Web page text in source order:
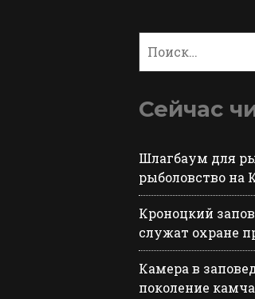
Сейчас
Шлагбаум для
рыболовство на
Кроноцкий
служат охране
Камера в
поколение